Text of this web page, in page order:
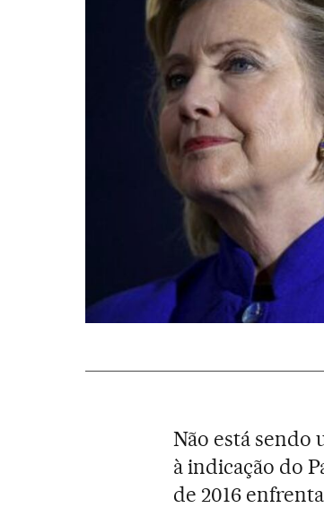
Não está sendo
à indicação do
de 2016